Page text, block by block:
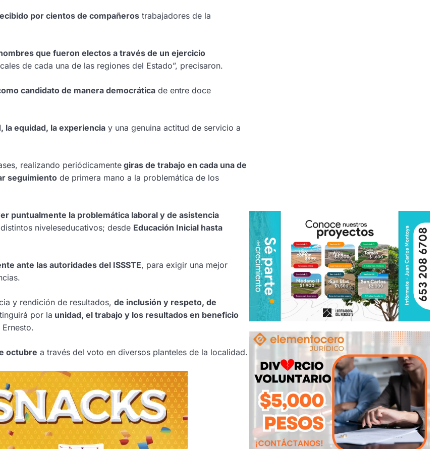
por cientos de compañeros trabajadores de la
que fueron electos a través de un ejercicio
de cada una de las regiones del Estado”, precisaron.
candidato de manera democrática de entre doce
la equidad, la experiencia y una genuina actitud de servicio a
realizando periódicamente giras de trabajo en cada una de
seguimiento de primera mano a la problemática de los
puntualmente la problemática laboral y de asistencia
niveleseducativos; desde Educación Inicial hasta
ante las autoridades del ISSSTE, para exigir una mejor
y rendición de resultados, de inclusión y respeto, de
por la unidad, el trabajo y los resultados en beneficio
octubre a través del voto en diversos planteles de la localidad.